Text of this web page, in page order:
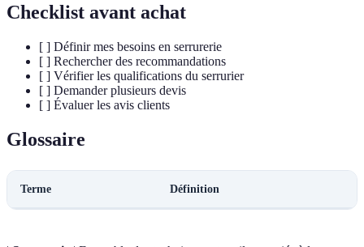
Checklist avant achat
[ ] Définir mes besoins en serrurerie
[ ] Rechercher des recommandations
[ ] Vérifier les qualifications du serrurier
[ ] Demander plusieurs devis
[ ] Évaluer les avis clients
Glossaire
Terme Définition